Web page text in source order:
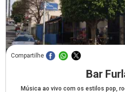
Compartilhe
Bar
Música ao vivo com os estilos pop,